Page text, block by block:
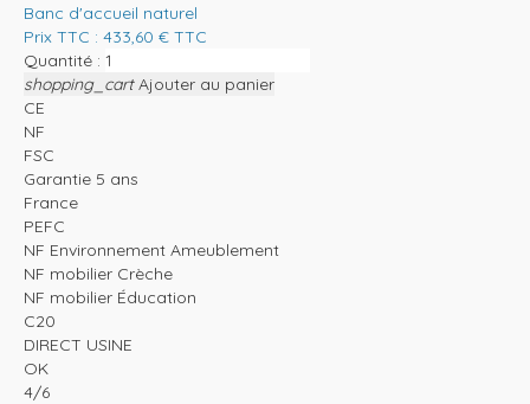
Banc d'accueil naturel
Prix TTC : 433,60 € TTC
Quantité :
shopping_cart Ajouter au panier
CE
NF
FSC
Garantie 5 ans
France
PEFC
NF Environnement Ameublement
NF mobilier Crèche
NF mobilier Éducation
C20
DIRECT USINE
OK
4/6